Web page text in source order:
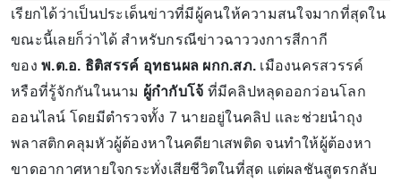
เรียกได้ว่าเป็นประเด็นข่าวที่มีผู้คนให้ความสนใจมากที่สุดใน
ขณะนี้เลยก็ว่าได้ สำหรับกรณีข่าวฉาววงการสีกากี
ของ พ.ต.อ. ธิติสรรค์ อุทธนผล ผกก.สภ. เมืองนครสวรรค์
หรือที่รู้จักกันในนาม ผู้กำกับโจ้ ที่มีคลิปหลุดออกว่อนโลก
ออนไลน์ โดยมีตำรวจทั้ง 7 นายอยู่ในคลิป และช่วยนำถุง
พลาสติกคลุมหัวผู้ต้องหาในคดียาเสพติด จนทำให้ผู้ต้องหา
ขาดอากาศหายใจกระทั่งเสียชีวิตในที่สุด แต่ผลชันสูตรกลับ